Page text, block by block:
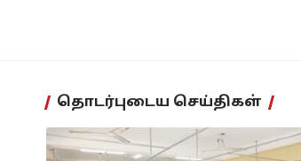
தொடர்புடைய செய்திகள்